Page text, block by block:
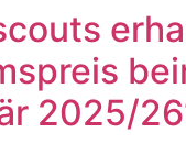
2025/